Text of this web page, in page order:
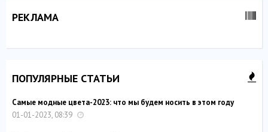
РЕКЛАМА
ПОПУЛЯРНЫЕ СТАТЬИ
Самые модные цвета-2023: что мы будем носить в этом году
01-01-2023, 08:39